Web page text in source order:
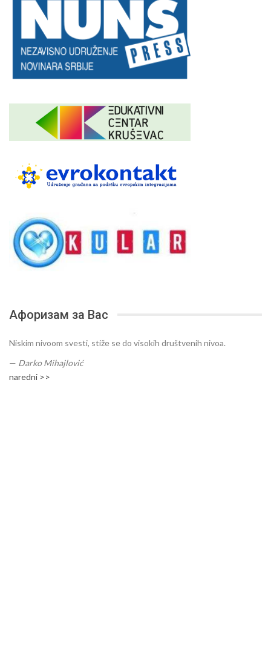
Афоризам за Вас
Niskim nivoom svesti, stiže se do visokih društvenih nivoa.
— Darko Mihajlović
naredni >>